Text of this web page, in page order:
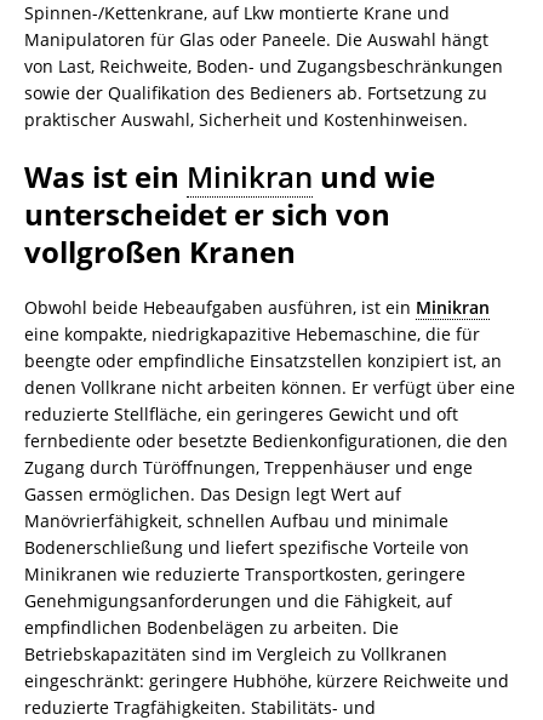
Spinnen-/Kettenkrane, auf Lkw montierte Krane und
Manipulatoren für Glas oder Paneele. Die Auswahl hängt
von Last, Reichweite, Boden- und Zugangsbeschränkungen
sowie der Qualifikation des Bedieners ab. Fortsetzung zu
praktischer Auswahl, Sicherheit und Kostenhinweisen.
Was ist ein Minikran und wie
unterscheidet er sich von
vollgroßen Kranen
Obwohl beide Hebeaufgaben ausführen, ist ein Minikran
eine kompakte, niedrigkapazitive Hebemaschine, die für
beengte oder empfindliche Einsatzstellen konzipiert ist, an
denen Vollkrane nicht arbeiten können. Er verfügt über eine
reduzierte Stellfläche, ein geringeres Gewicht und oft
fernbediente oder besetzte Bedienkonfigurationen, die den
Zugang durch Türöffnungen, Treppenhäuser und enge
Gassen ermöglichen. Das Design legt Wert auf
Manövrierfähigkeit, schnellen Aufbau und minimale
Bodenerschließung und liefert spezifische Vorteile von
Minikranen wie reduzierte Transportkosten, geringere
Genehmigungsanforderungen und die Fähigkeit, auf
empfindlichen Bodenbelägen zu arbeiten. Die
Betriebskapazitäten sind im Vergleich zu Vollkranen
eingeschränkt: geringere Hubhöhe, kürzere Reichweite und
reduzierte Tragfähigkeiten. Stabilitäts- und